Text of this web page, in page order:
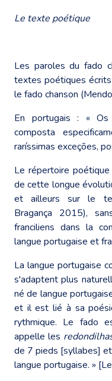
Le texte poétique
Les paroles du fado
textes poétiques
le fado chanson
En portugais : « Os
composta
raríssimas exceções,
Le répertoire
de cette longue
et ailleurs sur le
Bragança 2015),
franciliens dans la
langue portugaise et
La langue portugaise
s'adaptent plus
né de langue
et il est lié à sa
rythmique. Le fado
appelle les
de 7 pieds [syllabes]
langue portugaise. »